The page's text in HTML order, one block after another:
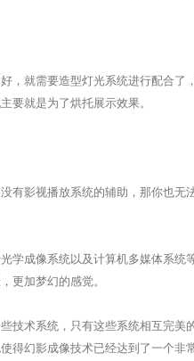
就需要造型灯光系统进行配合了
要就是为了烘托展示效果。
影视播放系统的辅助，那你也无
成像系统以及计算机多媒体系统
更加梦幻的感觉。
术系统，只有这些系统相互完美
得幻影成像技术已经达到了一个非